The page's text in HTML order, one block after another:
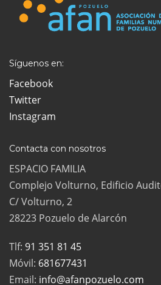
Síguenos en:
Facebook
Twitter
Instagram
Contacta con nosotros
ESPACIO FAMILIA
Complejo Volturno, Edificio
C/ Volturno, 2
28223 Pozuelo de Alarcón
Tlf: 91 351 81 45
Móvil: 681677431
Email: info@afanpozuelo.com